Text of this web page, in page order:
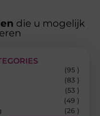
die u mogelijk
(95 )
(83 )
(53 )
(49 )
(26 )